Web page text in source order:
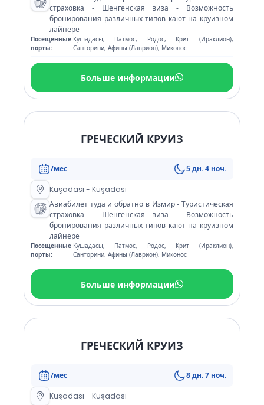
страховка - Шенгенская виза - Возможность
бронирования различных типов кают на круизном
лайнере
Посещенные
порты:
Кушадасы, Патмос, Родос, Крит (Ираклион),
Санторини, Афины (Лаврион), Миконос
Больше информации
ГРЕЧЕСКИЙ КРУИЗ
/мес 5 дн. 4 ноч.
Kuşadası - Kuşadası
Авиабилет туда и обратно в Измир - Туристическая
страховка - Шенгенская виза - Возможность
бронирования различных типов кают на круизном
лайнере
Посещенные
порты:
Кушадасы, Патмос, Родос, Крит (Ираклион),
Санторини, Афины (Лаврион), Миконос
Больше информации
ГРЕЧЕСКИЙ КРУИЗ
/мес 8 дн. 7 ноч.
Kuşadası - Kuşadası